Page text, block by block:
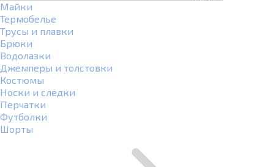
Майки
Термобелье
Трусы и плавки
Брюки
Водолазки
Джемперы и толстовки
Костюмы
Носки и следки
Перчатки
Футболки
Шорты